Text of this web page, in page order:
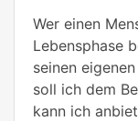
Wer einen
Lebensphase
seinen
soll ich dem
kann ich